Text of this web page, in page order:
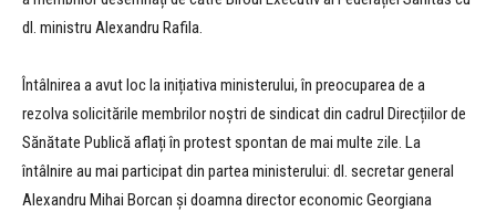
dl. ministru Alexandru Rafila.
Întâlnirea a avut loc la inițiativa ministerului, în preocuparea de a
rezolva solicitările membrilor noștri de sindicat din cadrul Direcțiilor de
Sănătate Publică aflați în protest spontan de mai multe zile. La
întâlnire au mai participat din partea ministerului: dl. secretar general
Alexandru Mihai Borcan și doamna director economic Georgiana